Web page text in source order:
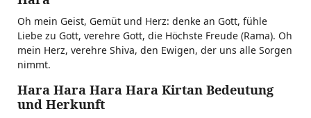
Oh mein Geist, Gemüt und Herz: denke an Gott, fühle
Liebe zu Gott, verehre Gott, die Höchste Freude (Rama). Oh
mein Herz, verehre Shiva, den Ewigen, der uns alle Sorgen
nimmt.
Hara Hara Hara Hara Kirtan Bedeutung
und Herkunft